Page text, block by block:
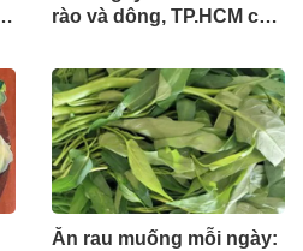
rào và dông, TP.HCM cao
Ăn rau muống mỗi ngày: